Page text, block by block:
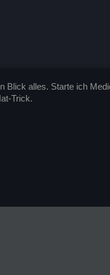
alles. Starte ich
Trick.